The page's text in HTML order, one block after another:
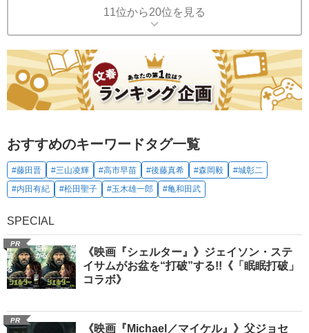
11位から20位を見る
おすすめのキーワードタグ一覧
#藤田晋 #三山凌輝 #高市早苗 #後藤真希 #森岡毅
#城彰二
#内田有紀
#松田聖子 #玉木雄一郎 #亀和田武
SPECIAL
PR
《映画『シェルター』》ジェイソン・ステ
イサムがお盆を“打破”する!!《「眠眠打破」
コラボ》
PR
《映画『Michael／マイケル』》父ジョセ